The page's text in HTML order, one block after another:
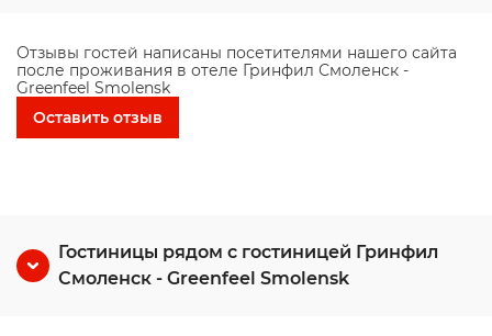
Отзывы гостей написаны посетителями нашего сайта
после проживания в отеле Гринфил Смоленск -
Greenfeel Smolensk
Оставить отзыв
Гостиницы рядом с гостиницей Гринфил
Смоленск - Greenfeel Smolensk